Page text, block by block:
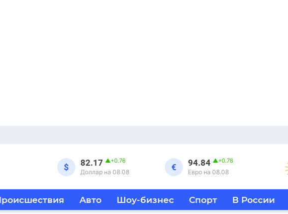
$ 82.17 ▲+0.76
Доллар на 08.08 € 94.84 ▲+0.78
Евро на 08.08
Авто Шоу-бизнес Спорт В России